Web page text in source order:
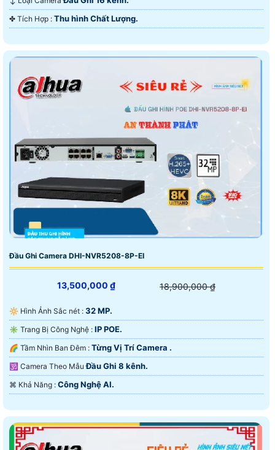
️✤ Tích Hợp : Thu hình Chất Lượng.
Đầu Ghi Camera DHI-NVR5208-8P-EI
13,500,000 ₫ 18,900,000 ₫
🔆 Hình Ảnh Sắc nét : 32 MP.
✳️ Trang Bị Công Nghệ : IP POE.
🌈 Tầm Nhìn Ban Đêm : Từng Vị Trí Camera .
🕉️ Camera Theo MẫuĐầu Ghi 8 kênh.
️⌘ Khả Năng : Công Nghệ AI.